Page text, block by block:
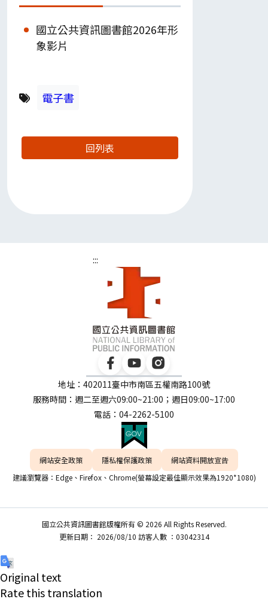
國立公共資訊圖書館2026年形
象影片
關鍵字
電子書
回列表
:::
地址：402011臺中市南區五權南路100號
服務時間：週二至週六09:00~21:00；週日09:00~17:00
電話：04-2262-5100
網站安全政策 隱私權保護政策
網站資料開放宣告
建議瀏覽器：Edge、Firefox、Chrome(螢幕設定最佳顯示效果為1920*1080)
國立公共資訊圖書館版權所有 © 2026 All Rights Reserved.
更新日期： 2026/08/10 訪客人數 ：03042314
Original text
Rate this translation